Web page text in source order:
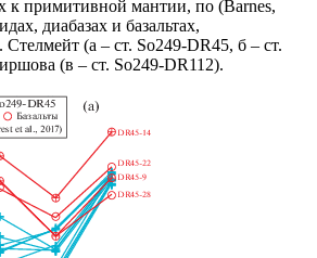
к примитивной мантии, по (Barnes,
диабазах и базальтах,
(а – ст. So249-DR45, б – ст.
(в – ст. So249-DR112).